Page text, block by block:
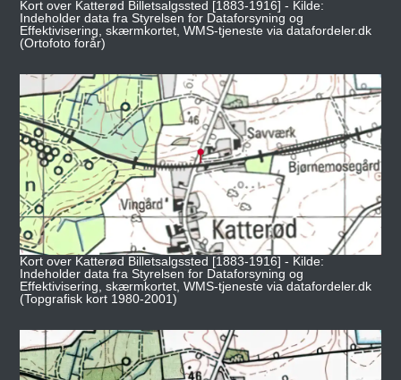
Kort over Katterød Billetsalgssted [1883-1916] - Kilde:
Indeholder data fra Styrelsen for Dataforsyning og
Effektivisering, skærmkortet, WMS-tjeneste via datafordeler.dk
(Ortofoto forår)
Kort over Katterød Billetsalgssted [1883-1916] - Kilde:
Indeholder data fra Styrelsen for Dataforsyning og
Effektivisering, skærmkortet, WMS-tjeneste via datafordeler.dk
(Topgrafisk kort 1980-2001)